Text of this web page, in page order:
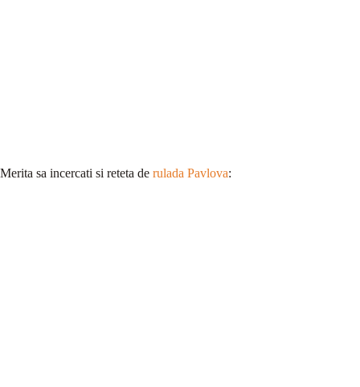
Merita sa incercati si reteta de rulada Pavlova: